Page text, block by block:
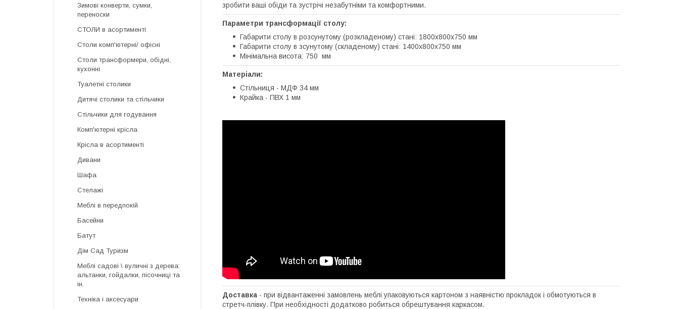
зробити ваші обіди та зустрічі незабутніми та комфортними.
Параметри трансформації столу:
Габарити столу в розсунутому (розкладеному) стані: 1800х800х750 мм
Габарити столу в зсунутому (складеному) стані: 1400х800х750 мм
Мінімальна висота: 750 мм
Матеріали:
Стільниця - МДФ 34 мм
Крайка - ПВХ 1 мм
Доставка - при відвантаженні замовлень меблі упаковуються картоном з наявністю прокладок і обмотуються в
стретч-плівку. При необхідності додатково робиться обрештування каркасом.
Зимові конверти, сумки,
переноски
СТОЛИ в асортименті
Столи комп'ютерні/ офісні
Столи трансформери, обідні,
кухонні
Туалетні столики
Дитячі столики та стільчики
Стільчики для годування
Комп'ютерні крісла
Крісла в асортименті
Дивани
Шафа
Стелажі
Меблі в передпокій
Басейни
Батут
Дім Сад Туризм
Меблі садові \ вуличні з дерева:
альтанки, гойдалки, пісочниці та
ін.
Техніка і аксесуари